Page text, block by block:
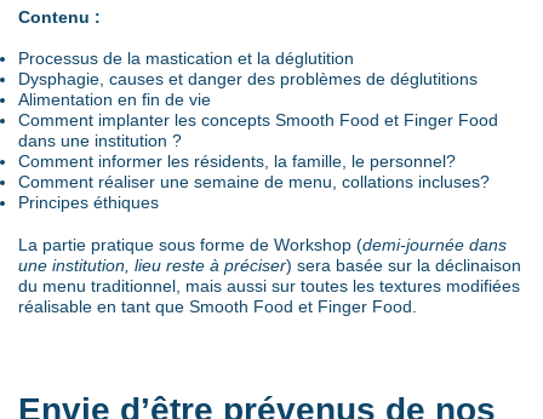
Contenu :
Processus de la mastication et la déglutition
Dysphagie, causes et danger des problèmes de déglutitions
Alimentation en fin de vie
Comment implanter les concepts Smooth Food et Finger Food
dans une institution ?
Comment informer les résidents, la famille, le personnel?
Comment réaliser une semaine de menu, collations incluses?
Principes éthiques
La partie pratique sous forme de Workshop (demi-journée dans
une institution, lieu reste à préciser) sera basée sur la déclinaison
du menu traditionnel, mais aussi sur toutes les textures modifiées
réalisable en tant que Smooth Food et Finger Food.
Envie d’être prévenus de nos